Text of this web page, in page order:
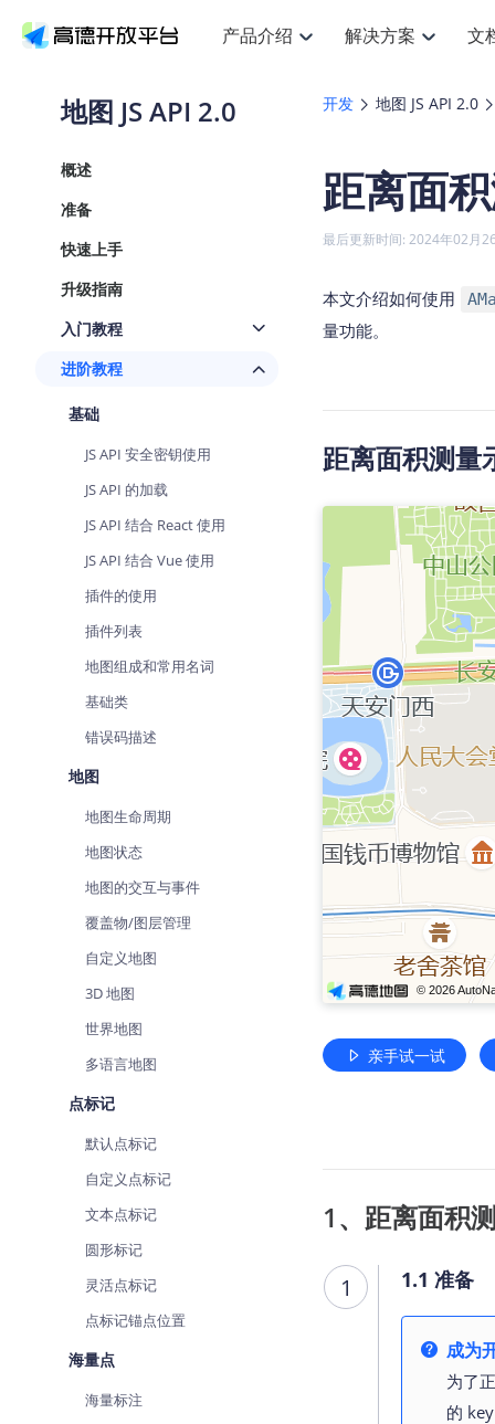
产品介绍
产品介绍
查看全部文档
搜索定位
位置、周边、行政区、ID等查询接口
Android iOS
基于LBS的定位服务
Android iOS
位置名称与经纬度之间转换服务
iOS
查询目标区域当前/未来天气
通过基站、Wifi获取位置信息
导航
轻松
提
API
智能
物
提供
公
查询
交
高
解决方案
解决方案 提供LBS领域的Agent解决方案
提供智能守护与运动出行解决方案
智能眼镜实时导航及智慧出行解决方案
提供手机银行APP地图应用
文
文档与支持
服务支持
查看全部文档
Web高级服务API
JS
数据可视化
地铁图 JS
定价
产品定价
产品定价 产品
企业智图
Android定位
Android定
JS API提供
7大类44种
地图 JS API 2.0
概述
准备
快速上手
升级指南
入门教程
进阶教程
基础
JS API 安全密钥使用
JS API 的加载
JS API 结合 React 使用
JS API 结合 Vue 使用
插件的使用
插件列表
地图组成和常用名词
基础类
错误码描述
地图
地图生命周期
地图状态
地图的交互与事件
覆盖物/图层管理
自定义地图
3D 地图
世界地图
多语言地图
点标记
默认点标记
自定义点标记
文本点标记
圆形标记
灵活点标记
点标记锚点位置
海量点
海量标注
开发 地图 JS API 2.0
距离面
最后更新时间: 2024年02月
本文介绍如何使用
量功能。
距离面积测量
亲手试一试
1、距离面积
1 1.1 准备
成为
为了
的